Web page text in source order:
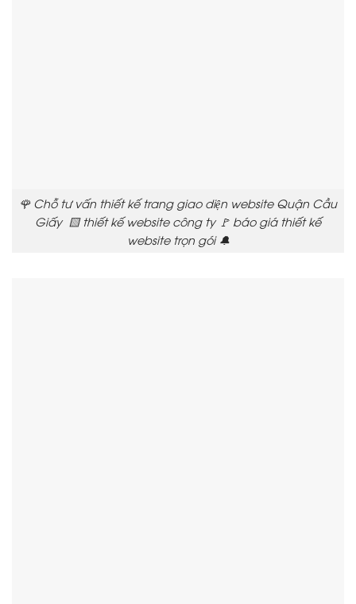
🌹 Chỗ tư vấn thiết kế trang giao diện website Quận Cầu
Giấy 🟨 thiết kế website công ty 🚩 báo giá thiết kế
website trọn gói 🔔